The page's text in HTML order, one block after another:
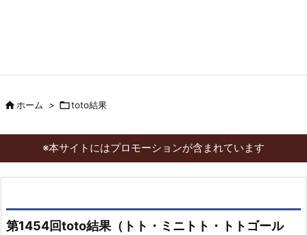
ホーム > toto結果
※本サイトにはプロモーションが含まれています
第1454回toto結果（トト・ミニトト・トトゴール